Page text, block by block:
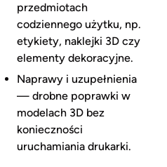
przedmiotach
codziennego użytku, np.
etykiety, naklejki 3D czy
elementy dekoracyjne.
Naprawy i uzupełnienia
— drobne poprawki w
modelach 3D bez
konieczności
uruchamiania drukarki.